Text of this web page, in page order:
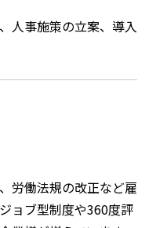
人事施策の立案、導入
労働法規の改正など雇
ョブ型制度や360度評